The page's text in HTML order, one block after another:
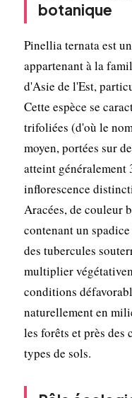
botanique
Pinellia ternata est
appartenant à la
d'Asie de l'Est,
Cette espèce se
trifoliées (d'où le
moyen, portées sur
atteint généralement
inflorescence
Aracées, de couleur
contenant un
des tubercules
multiplier
conditions
naturellement en
les forêts et près des
types de sols.